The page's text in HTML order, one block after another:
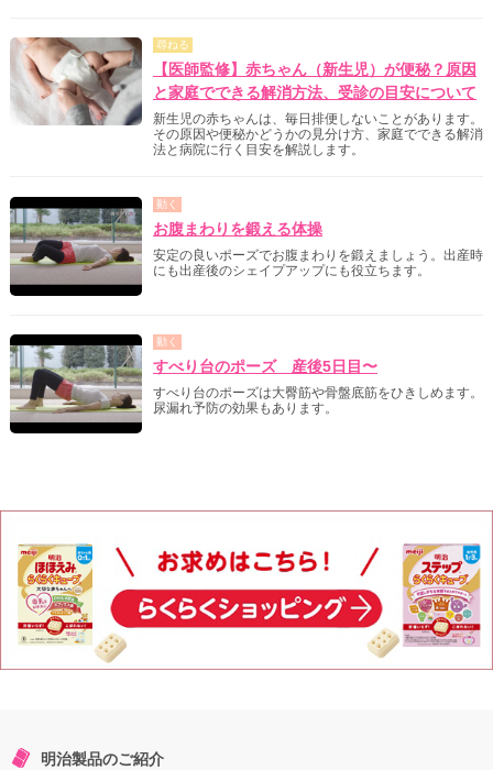
尋ねる
【医師監修】赤ちゃん（新生児）が便秘？原因
と家庭でできる解消方法、受診の目安について
新生児の赤ちゃんは、毎日排便しないことがあります。
その原因や便秘かどうかの見分け方、家庭でできる解消
法と病院に行く目安を解説します。
動く
お腹まわりを鍛える体操
安定の良いポーズでお腹まわりを鍛えましょう。出産時
にも出産後のシェイプアップにも役立ちます。
動く
すべり台のポーズ 産後5日目〜
すべり台のポーズは大臀筋や骨盤底筋をひきしめます。
尿漏れ予防の効果もあります。
明治製品のご紹介